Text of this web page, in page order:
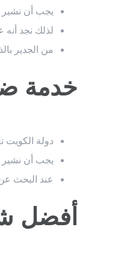
يجب أن نشير
لذلك نجد
من الجدير
خدمة
دولة الكويت
يجب أن نشير
عند البحث
أفضل